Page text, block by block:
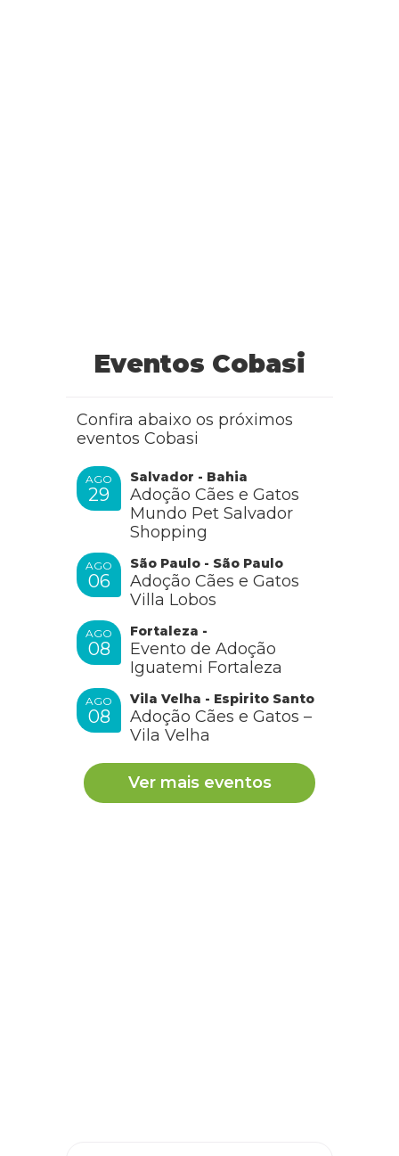
Eventos Cobasi
Confira abaixo os próximos
eventos Cobasi
AGO
29
Salvador - Bahia
Adoção Cães e Gatos
Mundo Pet Salvador
Shopping
AGO
06
São Paulo - São Paulo
Adoção Cães e Gatos
Villa Lobos
AGO
08
Fortaleza -
Evento de Adoção
Iguatemi Fortaleza
AGO
08
Vila Velha - Espirito Santo
Adoção Cães e Gatos –
Vila Velha
Ver mais eventos